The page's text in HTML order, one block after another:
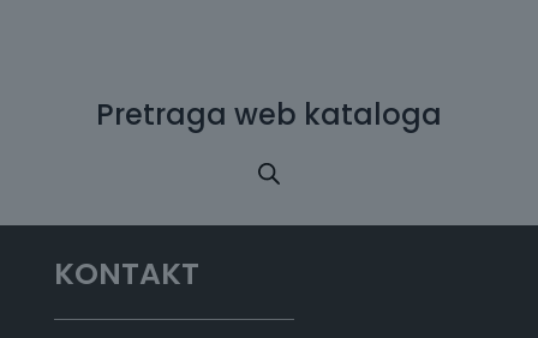
Pretraga web kataloga
KONTAKT